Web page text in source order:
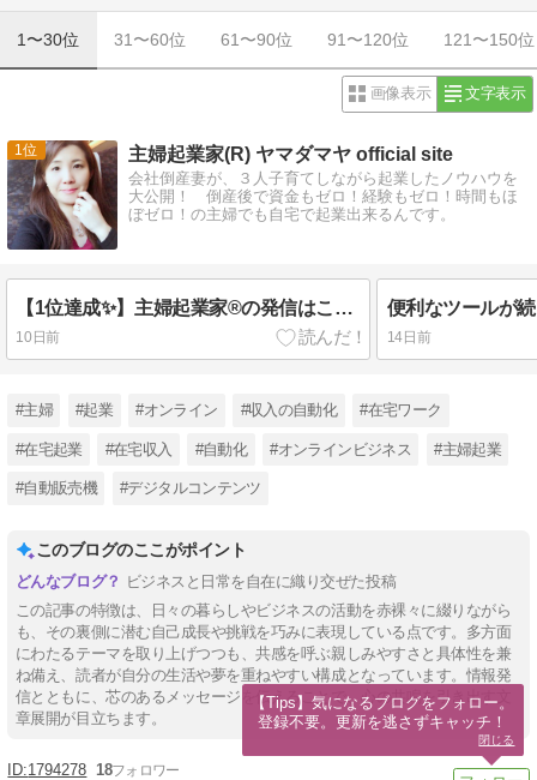
1〜30位 31〜60位 61〜90位 91〜120位 121〜150位
画像表示 文字表示
1 主婦起業家(R) ヤマダマヤ official site
会社倒産妻が、３人子育てしながら起業したノウハウを
大公開！ 倒産後で資金もゼロ！経験もゼロ！時間もほ
ぼゼロ！の主婦でも自宅で起業出来るんです。
【1位達成✨】主婦起業家®の発信はこんな感じ
10日前
便利なツールが
14日前
#主婦 #起業 #オンライン #収入の自動化 #在宅ワーク
#在宅起業 #在宅収入 #自動化 #オンラインビジネス #主婦起業
#自動販売機 #デジタルコンテンツ
このブログのここがポイント
ビジネスと日常を自在に織り交ぜた投稿
この記事の特徴は、日々の暮らしやビジネスの活動を赤裸々に綴りながら
も、その裏側に潜む自己成長や挑戦を巧みに表現している点です。多方面
にわたるテーマを取り上げつつも、共感を呼ぶ親しみやすさと具体性を兼
ね備え、読者が自分の生活や夢を重ねやすい構成となっています。情報発
信とともに、芯のあるメッセージを伝えることで、心の共鳴を引き出す文
章展開が目立ちます。
1794278 18
【Tips】気になるブログをフォロー。
登録不要。更新を逃さずキャッチ！
閉じる